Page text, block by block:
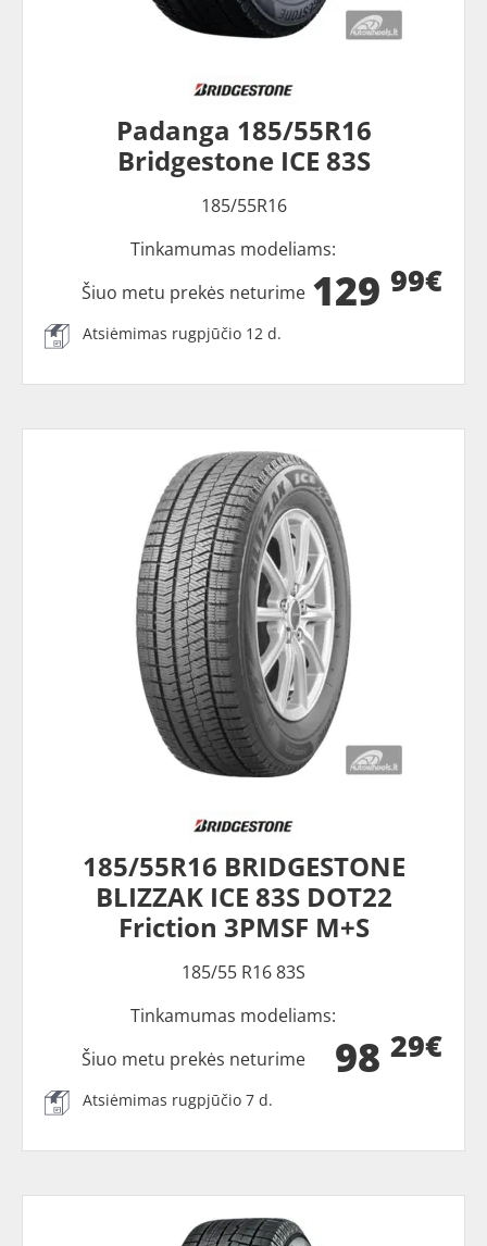
Padanga 185/55R16
Bridgestone ICE 83S
185/55R16
Tinkamumas modeliams:
129 99€
Šiuo metu prekės neturime
Atsiėmimas rugpjūčio 12 d.
185/55R16 BRIDGESTONE
BLIZZAK ICE 83S DOT22
Friction 3PMSF M+S
185/55 R16 83S
Tinkamumas modeliams:
98 29€
Šiuo metu prekės neturime
Atsiėmimas rugpjūčio 7 d.